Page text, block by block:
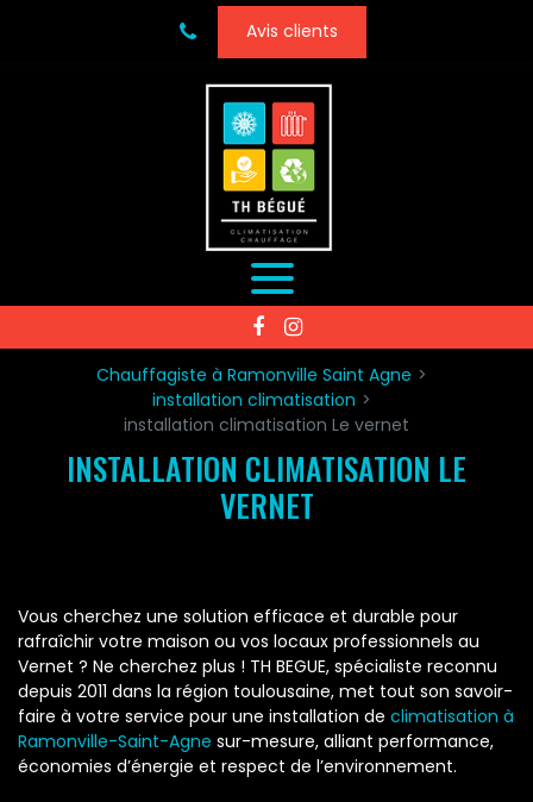
Avis clients
Chauffagiste à Ramonville Saint Agne
installation climatisation
installation climatisation Le vernet
INSTALLATION CLIMATISATION LE
VERNET
Vous cherchez une solution efficace et durable pour
rafraîchir votre maison ou vos locaux professionnels au
Vernet ? Ne cherchez plus ! TH BEGUE, spécialiste reconnu
depuis 2011 dans la région toulousaine, met tout son savoir-
faire à votre service pour une installation de climatisation à
Ramonville-Saint-Agne sur-mesure, alliant performance,
économies d’énergie et respect de l’environnement.
Panneau de gestion des cookies